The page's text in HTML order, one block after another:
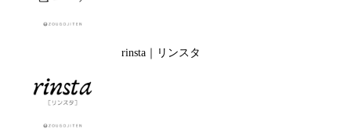
rinsta｜リンスタ